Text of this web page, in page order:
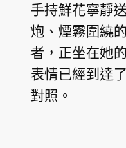
手持鮮花寧靜
炮、煙霧圍繞
者，正坐在她
表情已經到達
對照。